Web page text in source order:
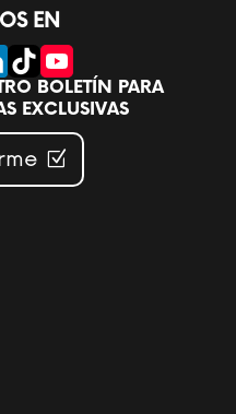
EN
BOLETÍN PARA
EXCLUSIVAS